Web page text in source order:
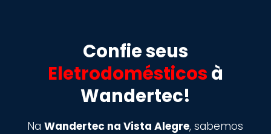
Confie seus
Eletrodomésticos à
Wandertec!
NaWandertec na Vista Alegre, sabemos